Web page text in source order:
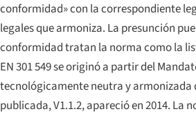
conformidad» con la correspondiente
legales que armoniza. La presunción
conformidad tratan la norma como la
EN 301 549 se originó a partir del
tecnológicamente neutra y armonizada
publicada, V1.1.2, apareció en 2014. La